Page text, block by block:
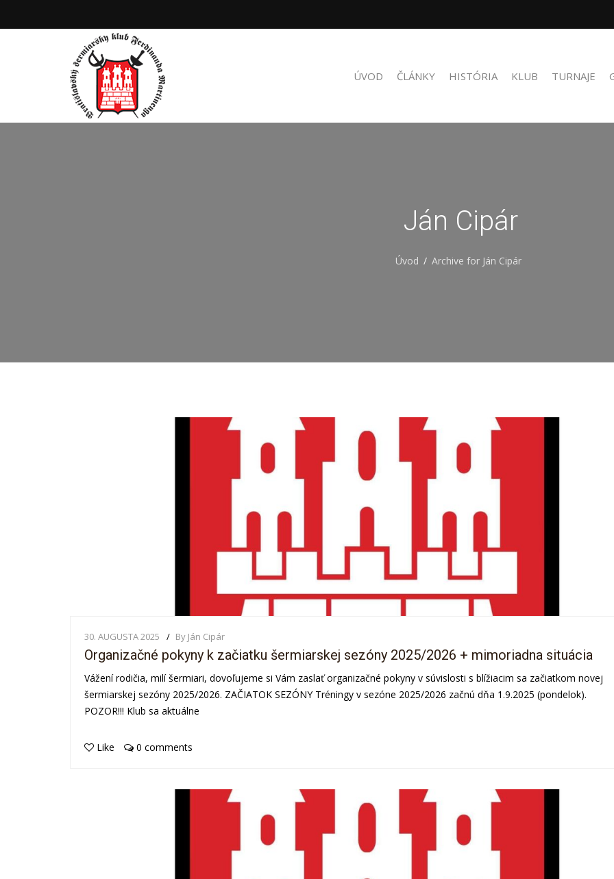
ÚVOD ČLÁNKY HISTÓRIA KLUB TURNAJE
Ján Cipár
Úvod Archive for Ján Cipár
30. AUGUSTA 2025 By Ján Cipár
Organizačné pokyny k začiatku šermiarskej sezóny 2025/2026 + mimoriadna situácia
Vážení rodičia, milí šermiari, dovoľujeme si Vám zaslať organizačné pokyny v súvislosti s blížiacim sa začiatkom novej
šermiarskej sezóny 2025/2026. ZAČIATOK SEZÓNY Tréningy v sezóne 2025/2026 začnú dňa 1.9.2025 (pondelok).
POZOR!!! Klub sa aktuálne
Like 0 comments